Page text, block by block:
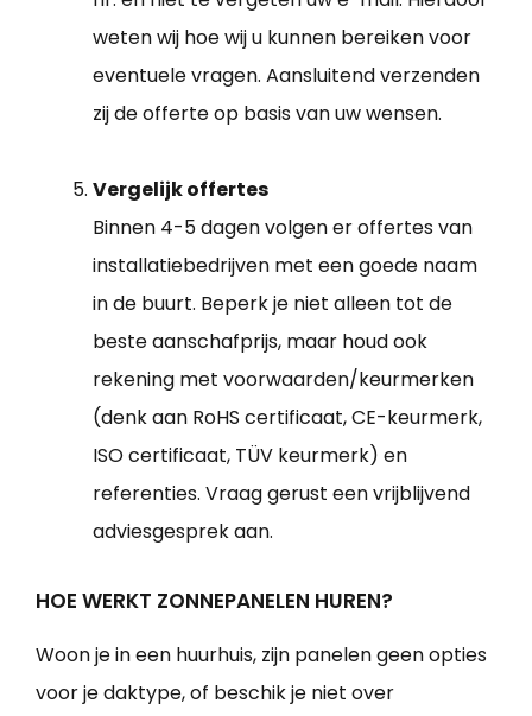
weten wij hoe wij u kunnen bereiken voor
eventuele vragen. Aansluitend verzenden
zij de offerte op basis van uw wensen.
Vergelijk offertes
Binnen 4-5 dagen volgen er offertes van
installatiebedrijven met een goede naam
in de buurt. Beperk je niet alleen tot de
beste aanschafprijs, maar houd ook
rekening met voorwaarden/keurmerken
(denk aan RoHS certificaat, CE-keurmerk,
ISO certificaat, TÜV keurmerk) en
referenties. Vraag gerust een vrijblijvend
adviesgesprek aan.
HOE WERKT ZONNEPANELEN HUREN?
Woon je in een huurhuis, zijn panelen geen opties
voor je daktype, of beschik je niet over